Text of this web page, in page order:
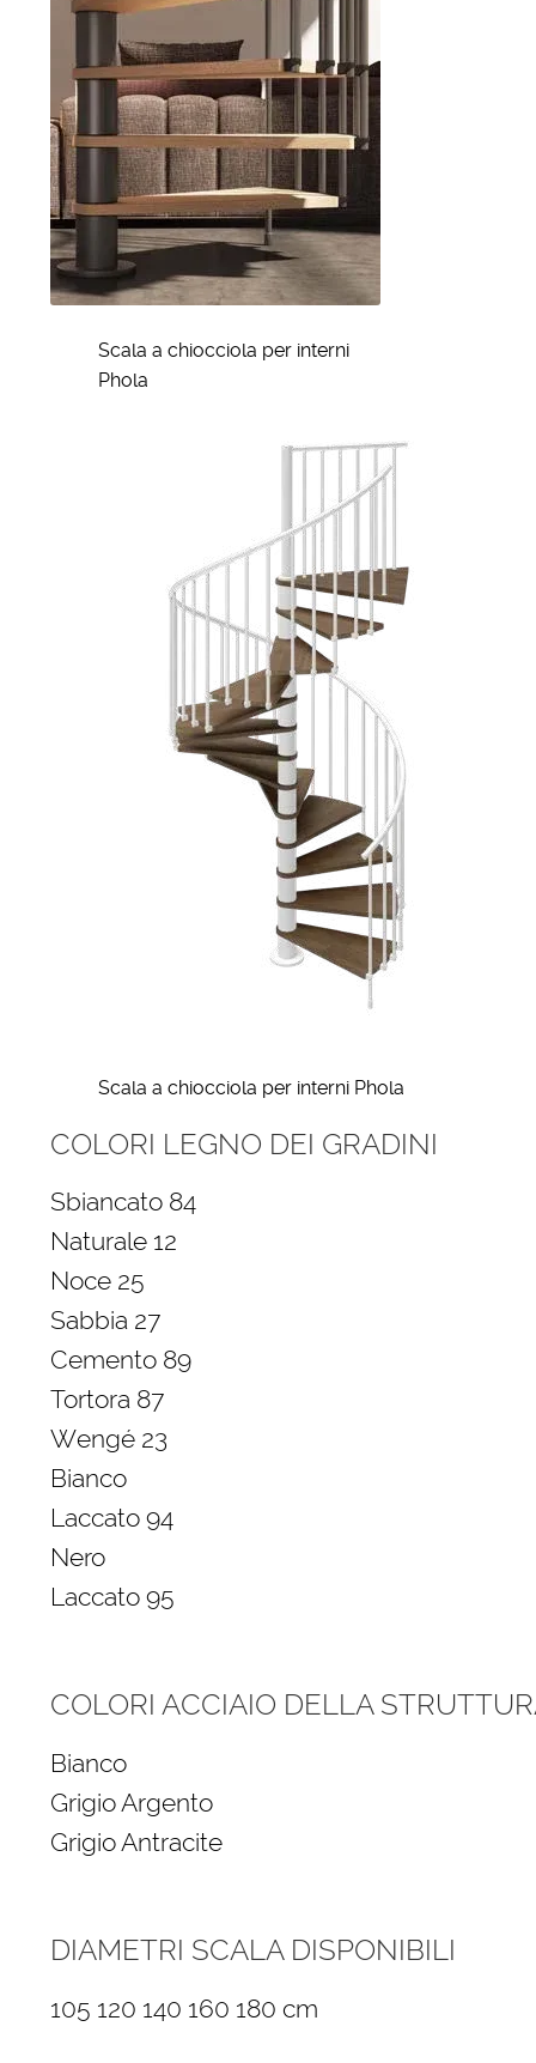
Scala a chiocciola per interni
Phola
Scala a chiocciola per interni Phola
COLORI LEGNO DEI GRADINI
Sbiancato 84
Naturale 12
Noce 25
Sabbia 27
Cemento 89
Tortora 87
Wengé 23
Bianco
Laccato 94
Nero
Laccato 95
COLORI ACCIAIO DELLA
Bianco
Grigio Argento
Grigio Antracite
DIAMETRI SCALA DISPONIBILI
105 120 140 160 180 cm